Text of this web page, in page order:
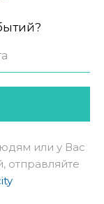
или у Вас
отправляйте